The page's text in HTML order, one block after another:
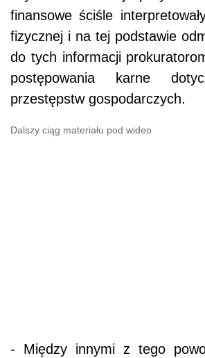
finansowe ściśle
fizycznej i na tej podstawie
do tych informacji
postępowania karne
przestępstw gospodarczych.
Dalszy ciąg materiału pod wideo
- Między innymi z tego